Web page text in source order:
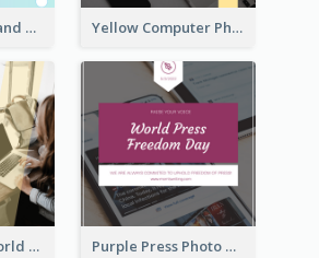
Green World Hand Hygiene Day Instagram Post Yellow Computer Photo World Press Freedom Day Instagram Post
Brown Photo World Press Freedom Day Instagram Post Purple Press Photo World Press Freedom Day Instagram Post